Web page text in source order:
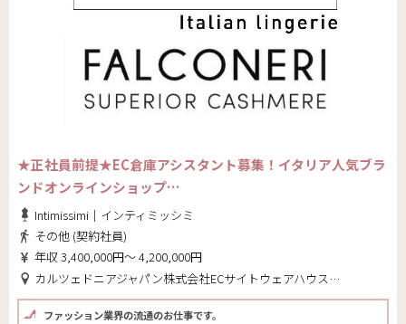
★正社員前提★EC倉庫アシスタント募集！イタリア人気ブラ
ンドオンラインショップ…
Intimissimi｜インティミッシミ
その他 (契約社員)
年収 3,400,000円～ 4,200,000円
カルツェドニアジャパン株式会社ECサイトウェアハウス(東京都 大田区)
ファッション業界の流通のお仕事です。